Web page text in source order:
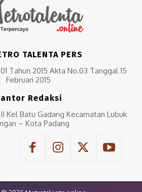
TALENTA PERS
Tahun 2015 Akta No.03 Tanggal 15
Februari 2015
Redaksi
Kel Batu Gadang Kecamatan Lubuk
– Kota Padang